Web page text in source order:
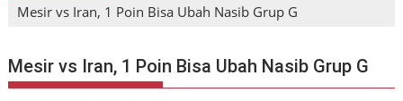
Mesir vs Iran, 1 Poin Bisa Ubah Nasib Grup G
Mesir vs Iran, 1 Poin Bisa Ubah Nasib Grup G